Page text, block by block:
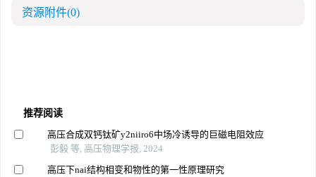
资源附件(0)
推荐阅读
高压合成双钙钛矿y2niiro6中场冷诱导的巨磁电阻效应
彭毅 等, 高压物理学报, 2024
高压下nai结构相变和物性的第一性原理研究